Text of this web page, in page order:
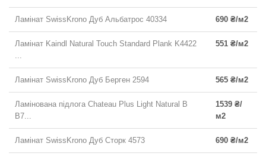
Ламінат SwissKrono Дуб Альбатрос 40334 690 ₴/м2
Ламінат Kaindl Natural Touch Standard Plank K4422
551 ₴/м2
Ламінат SwissKrono Дуб Берген 2594 565 ₴/м2
Ламінована підлога Chateau Plus Light Natural B
B7...
1539 ₴/
м2
Ламінат SwissKrono Дуб Сторк 4573 690 ₴/м2